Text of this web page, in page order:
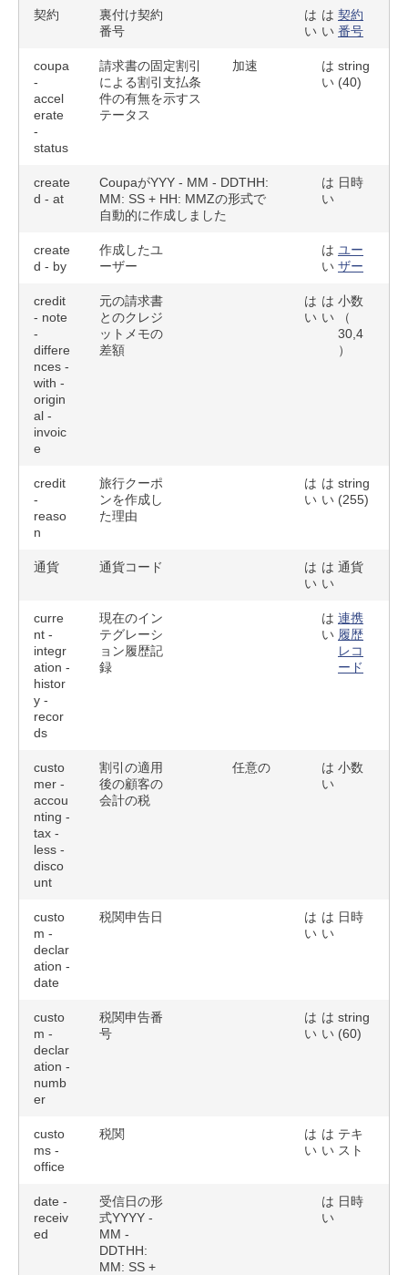
契約
裏付け契約
番号
は
い
は
い
契約
番号
coupa
-
accel
erate
-
status
請求書の固定割引
による割引支払条
件の有無を示すス
テータス
加速
は
い
string
(40)
create
d - at
CoupaがYYY - MM - DDTHH:
MM: SS + HH: MMZの形式で
自動的に作成しました
は
い
日時
create
d - by
作成したユ
ーザー
は
い
ユー
ザー
credit
- note
-
differe
nces -
with -
origin
al -
invoic
e
元の請求書
とのクレジ
ットメモの
差額
は
い
は
い
小数
（
30,4
）
credit
-
reaso
n
旅行クーポ
ンを作成し
た理由
は
い
は
い
string
(255)
通貨 通貨コード
は
い
は
い
通貨
curre
nt -
integr
ation -
histor
y -
recor
ds
現在のイン
テグレーシ
ョン履歴記
録
は
い
連携
履歴
レコ
ード
custo
mer -
accou
nting -
tax -
less -
disco
unt
割引の適用
後の顧客の
会計の税
任意の
は
い
小数
custo
m -
declar
ation -
date
税関申告日
は
い
は
い
日時
custo
m -
declar
ation -
numb
er
税関申告番
号
は
い
は
い
string
(60)
custo
ms -
office
税関
は
い
は
い
テキ
スト
date -
receiv
ed
受信日の形
式YYYY -
MM -
DDTHH:
MM: SS +
は
い
日時